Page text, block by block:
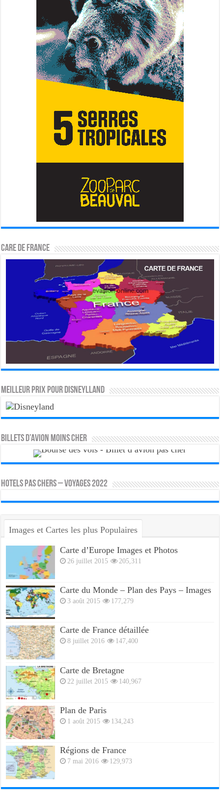
CARE DE FRANCE
MEILLEUR PRIX POUR DISNEYLLAND
Billets d’avion moins cher
HOTELS PAS CHERS – VOYAGES 2022
Images et Cartes les plus Populaires
Carte d’Europe Images et Photos
26 juillet 2015 205,311
Carte du Monde – Plan des Pays – Images
3 août 2015 177,279
Carte de France détaillée
8 juillet 2016 147,400
Carte de Bretagne
22 juillet 2015 140,967
Plan de Paris
1 août 2015 134,243
Régions de France
7 mai 2016 129,973